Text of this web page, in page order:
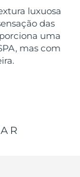
luxuosa
das
uma
mas com